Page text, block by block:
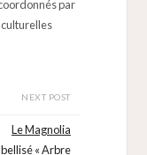
par
NEXT POST
Le Magnolia
« Arbre